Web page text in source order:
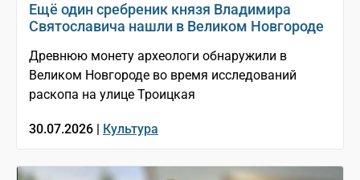
Ещё один сребреник князя Владимира
Святославича нашли в Великом Новгороде
Древнюю монету археологи обнаружили в
Великом Новгороде во время исследований
раскопа на улице Троицкая
30.07.2026 | Культура